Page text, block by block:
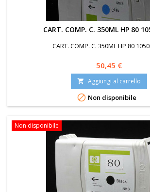
CART. COMP. C. 350ML HP 80
CART. COMP. C. 350ML HP 80
Prezzo
50,45 €
 Aggiungi al carrello
 Non disponibile
Non disponibile